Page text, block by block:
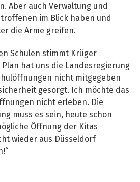
Aber auch Verwaltung und
im Blick haben und
die Arme greifen.
Schulen stimmt Krüger
Plan hat uns die Landesregierung
nicht mitgegeben
gesorgt. Ich möchte das
nicht erleben. Die
muss es sein, heute schon
Öffnung der Kitas
wieder aus Düsseldorf